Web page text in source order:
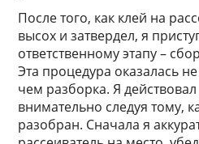
После того, как клей на
высох и затвердел, я
ответственному этапу –
Эта процедура оказалась
чем разборка. Я
внимательно следуя тому,
разобран. Сначала я